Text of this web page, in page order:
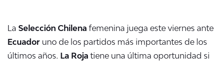
La Selección Chilena femenina juega este viernes ante
Ecuador uno de los partidos más importantes de los
últimos años. La Roja tiene una última oportunidad si